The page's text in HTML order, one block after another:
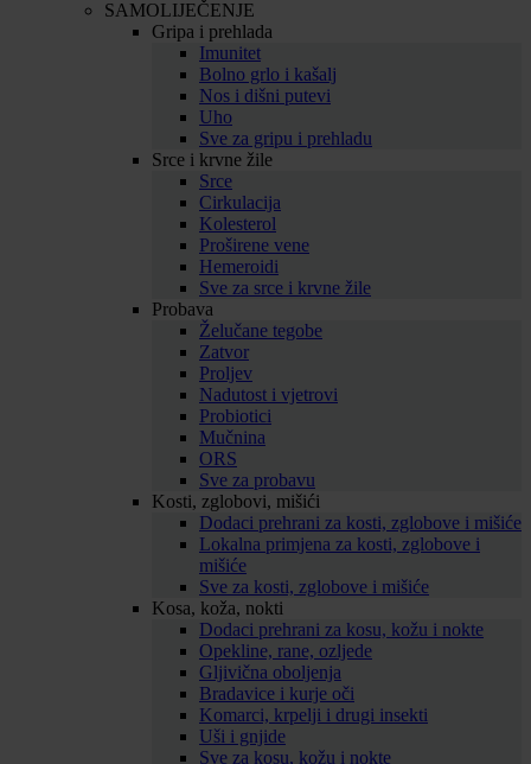
SAMOLIJEČENJE
Gripa i prehlada
Imunitet
Bolno grlo i kašalj
Nos i dišni putevi
Uho
Sve za gripu i prehladu
Srce i krvne žile
Srce
Cirkulacija
Kolesterol
Proširene vene
Hemeroidi
Sve za srce i krvne žile
Probava
Želučane tegobe
Zatvor
Proljev
Nadutost i vjetrovi
Probiotici
Mučnina
ORS
Sve za probavu
Kosti, zglobovi, mišići
Dodaci prehrani za kosti, zglobove i mišiće
Lokalna primjena za kosti, zglobove i
mišiće
Sve za kosti, zglobove i mišiće
Kosa, koža, nokti
Dodaci prehrani za kosu, kožu i nokte
Opekline, rane, ozljede
Gljivična oboljenja
Bradavice i kurje oči
Komarci, krpelji i drugi insekti
Uši i gnjide
Sve za kosu, kožu i nokte